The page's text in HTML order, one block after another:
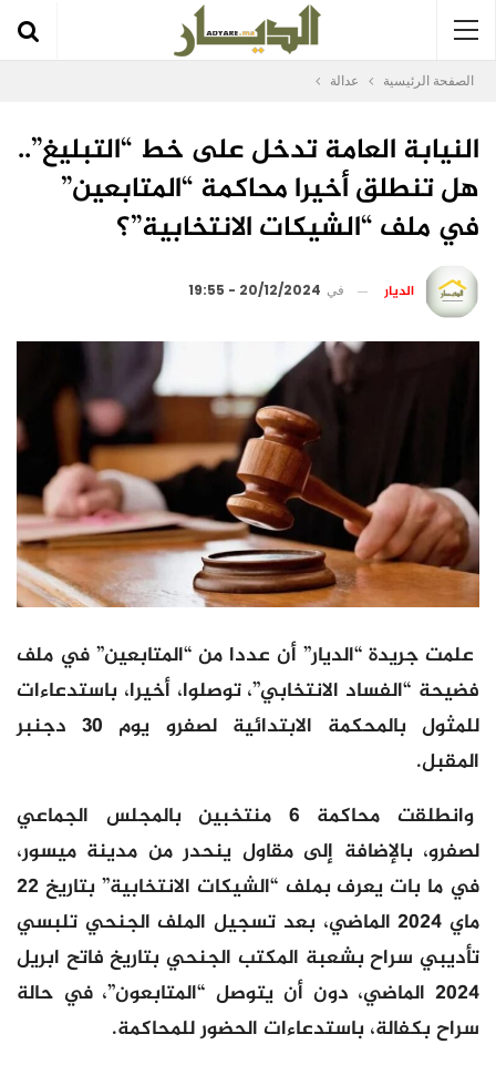
الصفحة الرئيسية عدالة
النيابة العامة تدخل على خط “التبليغ”..
هل تنطلق أخيرا محاكمة “المتابعين”
في ملف “الشيكات الانتخابية”؟
الديار في 20/12/2024 - 19:55
علمت جريدة “الديار” أن عددا من “المتابعين” في ملف
فضيحة “الفساد الانتخابي”، توصلوا، أخيرا، باستدعاءات
للمثول بالمحكمة الابتدائية لصفرو يوم 30 دجنبر
المقبل.
وانطلقت محاكمة 6 منتخبين بالمجلس الجماعي
لصفرو، بالإضافة إلى مقاول ينحدر من مدينة ميسور،
في ما بات يعرف بملف “الشيكات الانتخابية” بتاريخ 22
ماي 2024 الماضي، بعد تسجيل الملف الجنحي تلبسي
تأديبي سراح بشعبة المكتب الجنحي بتاريخ فاتح ابريل
2024 الماضي، دون أن يتوصل “المتابعون”، في حالة
سراح بكفالة، باستدعاءات الحضور للمحاكمة.